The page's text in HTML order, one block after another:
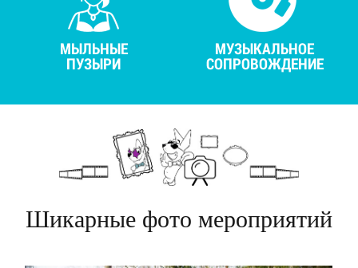
МЫЛЬНЫЕ
ПУЗЫРИ
МУЗЫКАЛЬНОЕ
СОПРОВОЖДЕНИЕ
Шикарные фото мероприятий